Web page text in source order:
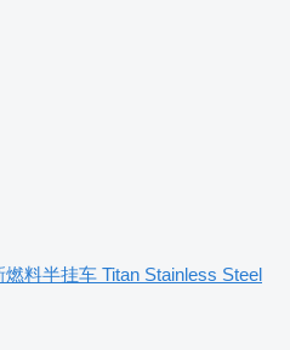
燃料半挂车 Titan Stainless Steel